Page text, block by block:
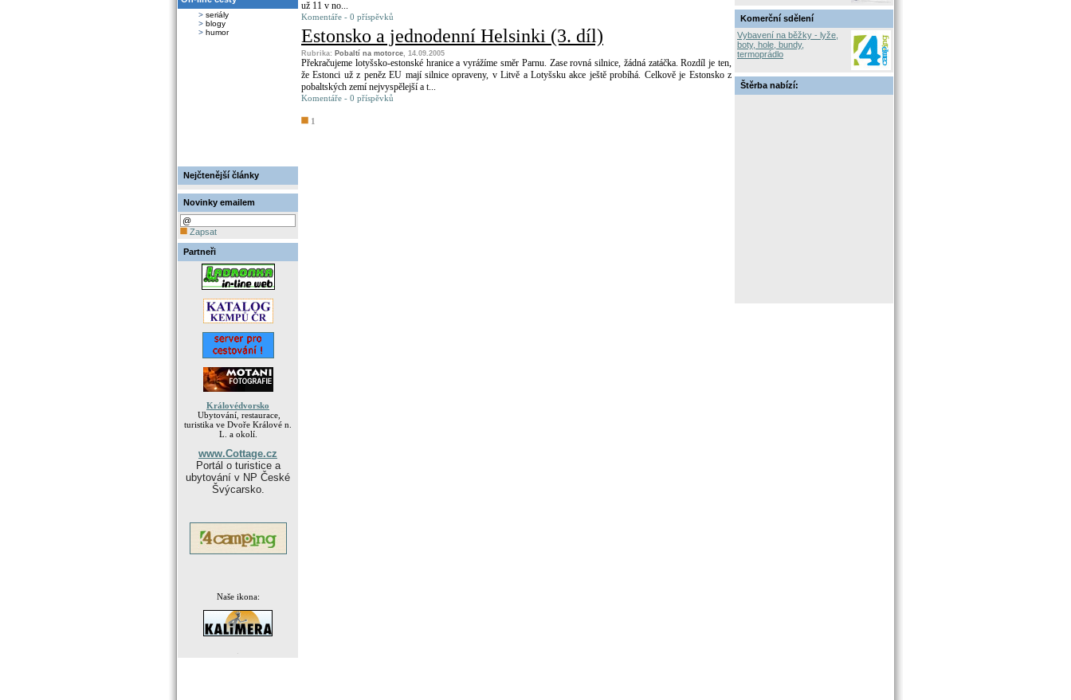
> seriály
> blogy
> humor
Nejčtenější články
Novinky emailem
Zapsat
Partneři
Královédvorsko
Ubytování, restaurace,
turistika ve Dvoře Králové n.
L. a okolí.
www.Cottage.cz
Portál o turistice a
ubytování v NP České
Švýcarsko.
Naše ikona:
už 11 v no...
Komentáře - 0 příspěvků
Estonsko a jednodenní Helsinki (3. díl)
Rubrika: Pobaltí na motorce, 14.09.2005
Překračujeme lotyšsko-estonské hranice a vyrážíme směr Parnu. Zase rovná silnice, žádná zatáčka. Rozdíl je ten,
že Estonci už z peněz EU mají silnice opraveny, v Litvě a Lotyšsku akce ještě probíhá. Celkově je Estonsko z
pobaltských zemí nejvyspělejší a t...
Komentáře - 0 příspěvků
1
Komerční sdělení
Vybavení na běžky - lyže,
boty, hole, bundy,
termoprádlo
Štěrba nabízí: